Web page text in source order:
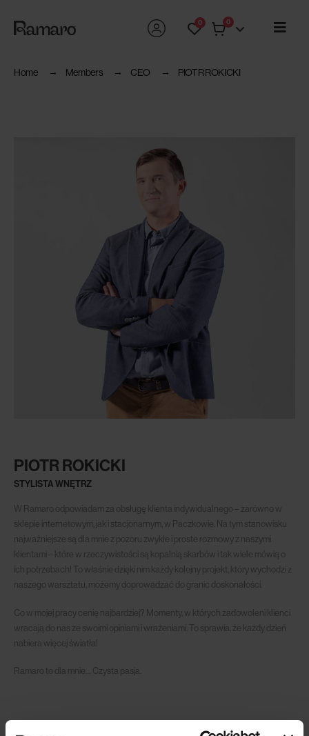
0 0
Home Members CEO PIOTR ROKICKI
PIOTR ROKICKI
STYLISTA WNĘTRZ
W Ramaro odpowiadam za obsługę klienta indywidualnego – zarówno w
sklepie internetowym, jak i stacjonarnym, w Paczkowie. Na tym stanowisku
najważniejsze są dla mnie z pozoru zwykłe i proste rozmowy z naszymi
klientami – które w rzeczywistości są kopalnią skarbów i tak wiele mówią o
ich potrzebach! To właśnie dzięki nim każdy kolejny projekt, który wychodzi z
naszego warsztatu, możemy doprowadzać do granic doskonałości.
Co w mojej pracy cenię najbardziej? Momenty, w których zadowoleni klienci
wracają do nas ze swoimi opiniami i wrażeniami. To sprawia, że każdy dzień
nabiera więcej światła!
Ramaro to dla mnie… Czysta pasja.